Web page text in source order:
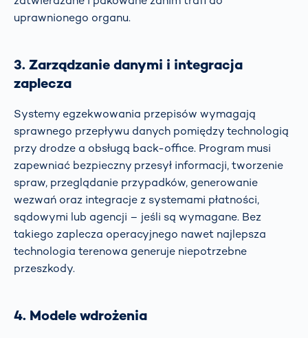
uprawnionego organu.
3. Zarządzanie danymi i integracja
zaplecza
Systemy egzekwowania przepisów wymagają
sprawnego przepływu danych pomiędzy technologią
przy drodze a obsługą back-office. Program musi
zapewniać bezpieczny przesył informacji, tworzenie
spraw, przeglądanie przypadków, generowanie
wezwań oraz integracje z systemami płatności,
sądowymi lub agencji – jeśli są wymagane. Bez
takiego zaplecza operacyjnego nawet najlepsza
technologia terenowa generuje niepotrzebne
przeszkody.
4. Modele wdrożenia